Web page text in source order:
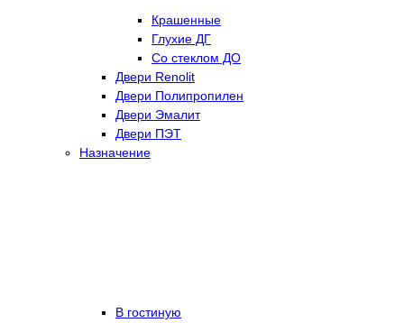
Крашенные
Глухие ДГ
Со стеклом ДО
Двери Renolit
Двери Полипропилен
Двери Эмалит
Двери ПЭТ
Назначение
В гостиную